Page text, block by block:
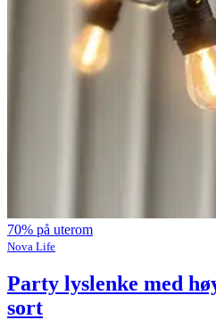
70% på uterom
Nova Life
Party lyslenke med
sort